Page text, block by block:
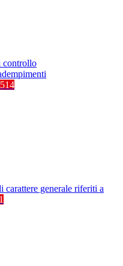
controllo
514
carattere generale riferiti a
1